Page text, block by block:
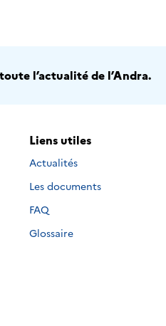
l’actualité de l’Andra.
Liens utiles
Actualités
Les documents
FAQ
Glossaire